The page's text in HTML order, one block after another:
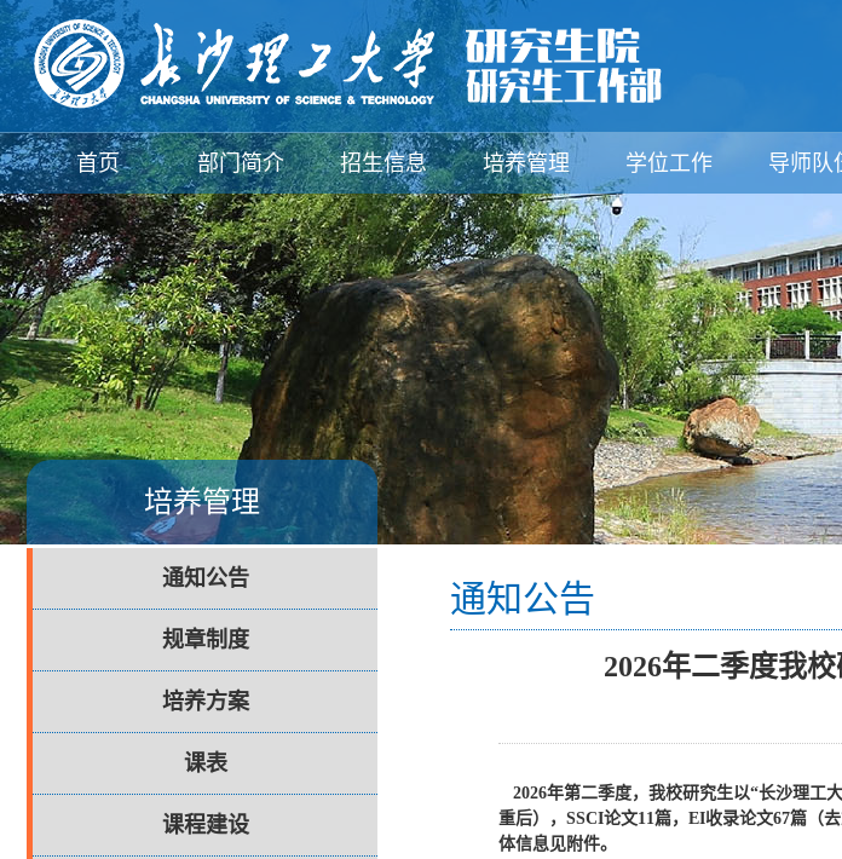
首页 部门简介 招生信息 培养管理 学位工作 导师队
新闻动态
培养管理
通知公告
规章制度
培养方案
课表
课程建设
通知公告
2026年二季度我
2026年第二季度，我校研究生以“长沙理工
重后），SSCI论文11篇，EI收录论文67篇（
体信息见附件。